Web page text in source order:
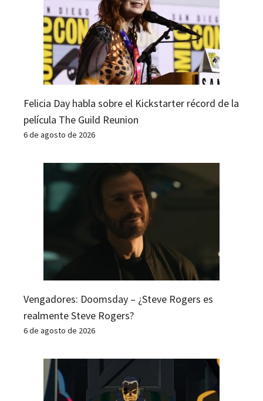
Felicia Day habla sobre el Kickstarter récord de la
película The Guild Reunion
6 de agosto de 2026
Vengadores: Doomsday – ¿Steve Rogers es
realmente Steve Rogers?
6 de agosto de 2026